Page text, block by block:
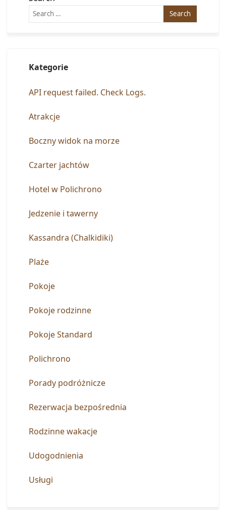
Kategorie
API request failed. Check Logs.
Atrakcje
Boczny widok na morze
Czarter jachtów
Hotel w Polichrono
Jedzenie i tawerny
Kassandra (Chalkidiki)
Plaże
Pokoje
Pokoje rodzinne
Pokoje Standard
Polichrono
Porady podróżnicze
Rezerwacja bezpośrednia
Rodzinne wakacje
Udogodnienia
Usługi